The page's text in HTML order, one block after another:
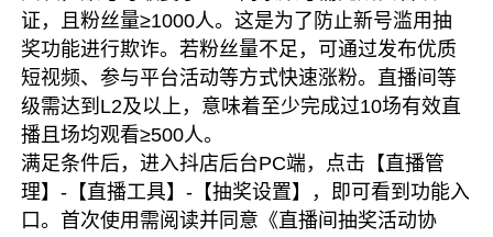
证，且粉丝量≥1000人。这是为了防止新号滥用抽
奖功能进行欺诈。若粉丝量不足，可通过发布优质
短视频、参与平台活动等方式快速涨粉。直播间等
级需达到L2及以上，意味着至少完成过10场有效直
播且场均观看≥500人。
满足条件后，进入抖店后台PC端，点击【直播管
理】-【直播工具】-【抽奖设置】，即可看到功能入
口。首次使用需阅读并同意《直播间抽奖活动协